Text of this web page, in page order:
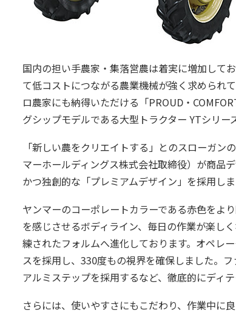
国内の担い手農家・集落営農は着実に増加して
て低コストにつながる農業機械が強く求められ
ロ農家にも納得いただける「PROUD・
グシップモデルである大型トラクター YTシリー
「新しい農をクリエイトする」とのスローガン
マーホールディングス株式会社取締役）が商品
かつ独創的な「プレミアムデザイン」を採用しま
ヤンマーのコーポレートカラーである赤色をよ
を感じさせるボディライン、毎日の作業が楽し
練されたフォルムへ進化しております。オペレ
スを採用し、330度もの視界を確保しました。
アルミステップを採用するなど、徹底的にディ
さらには、使いやすさにもこだわり、作業中に